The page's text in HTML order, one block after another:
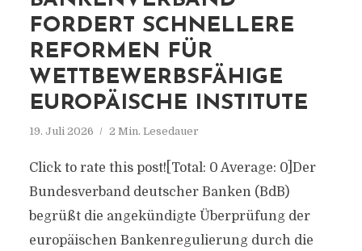
FORDERT SCHNELLERE
REFORMEN FÜR
WETTBEWERBSFÄHIGE
EUROPÄISCHE INSTITUTE
19. Juli 2026 2 Min. Lesedauer
Click to rate this post![Total: 0 Average: 0]Der
Bundesverband deutscher Banken (BdB)
begrüßt die angekündigte Überprüfung der
europäischen Bankenregulierung durch die